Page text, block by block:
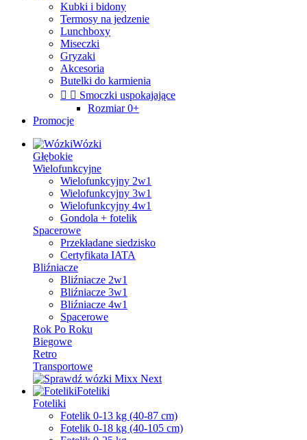
Kubki i bidony
Termosy na jedzenie
Lunchboxy
Miseczki
Gryzaki
Akcesoria
Butelki do karmienia
  Smoczki uspokajające
Rozmiar 0+
Promocje
Wózki
Głębokie
Wielofunkcyjne
Wielofunkcyjny 2w1
Wielofunkcyjny 3w1
Wielofunkcyjny 4w1
Gondola + fotelik
Spacerowe
Przekładane siedzisko
Certyfikata IATA
Bliźniacze
Bliźniacze 2w1
Bliźniacze 3w1
Bliźniacze 4w1
Spacerowe
Rok Po Roku
Biegowe
Retro
Transportowe
Foteliki
Foteliki
Fotelik 0-13 kg (40-87 cm)
Fotelik 0-18 kg (40-105 cm)